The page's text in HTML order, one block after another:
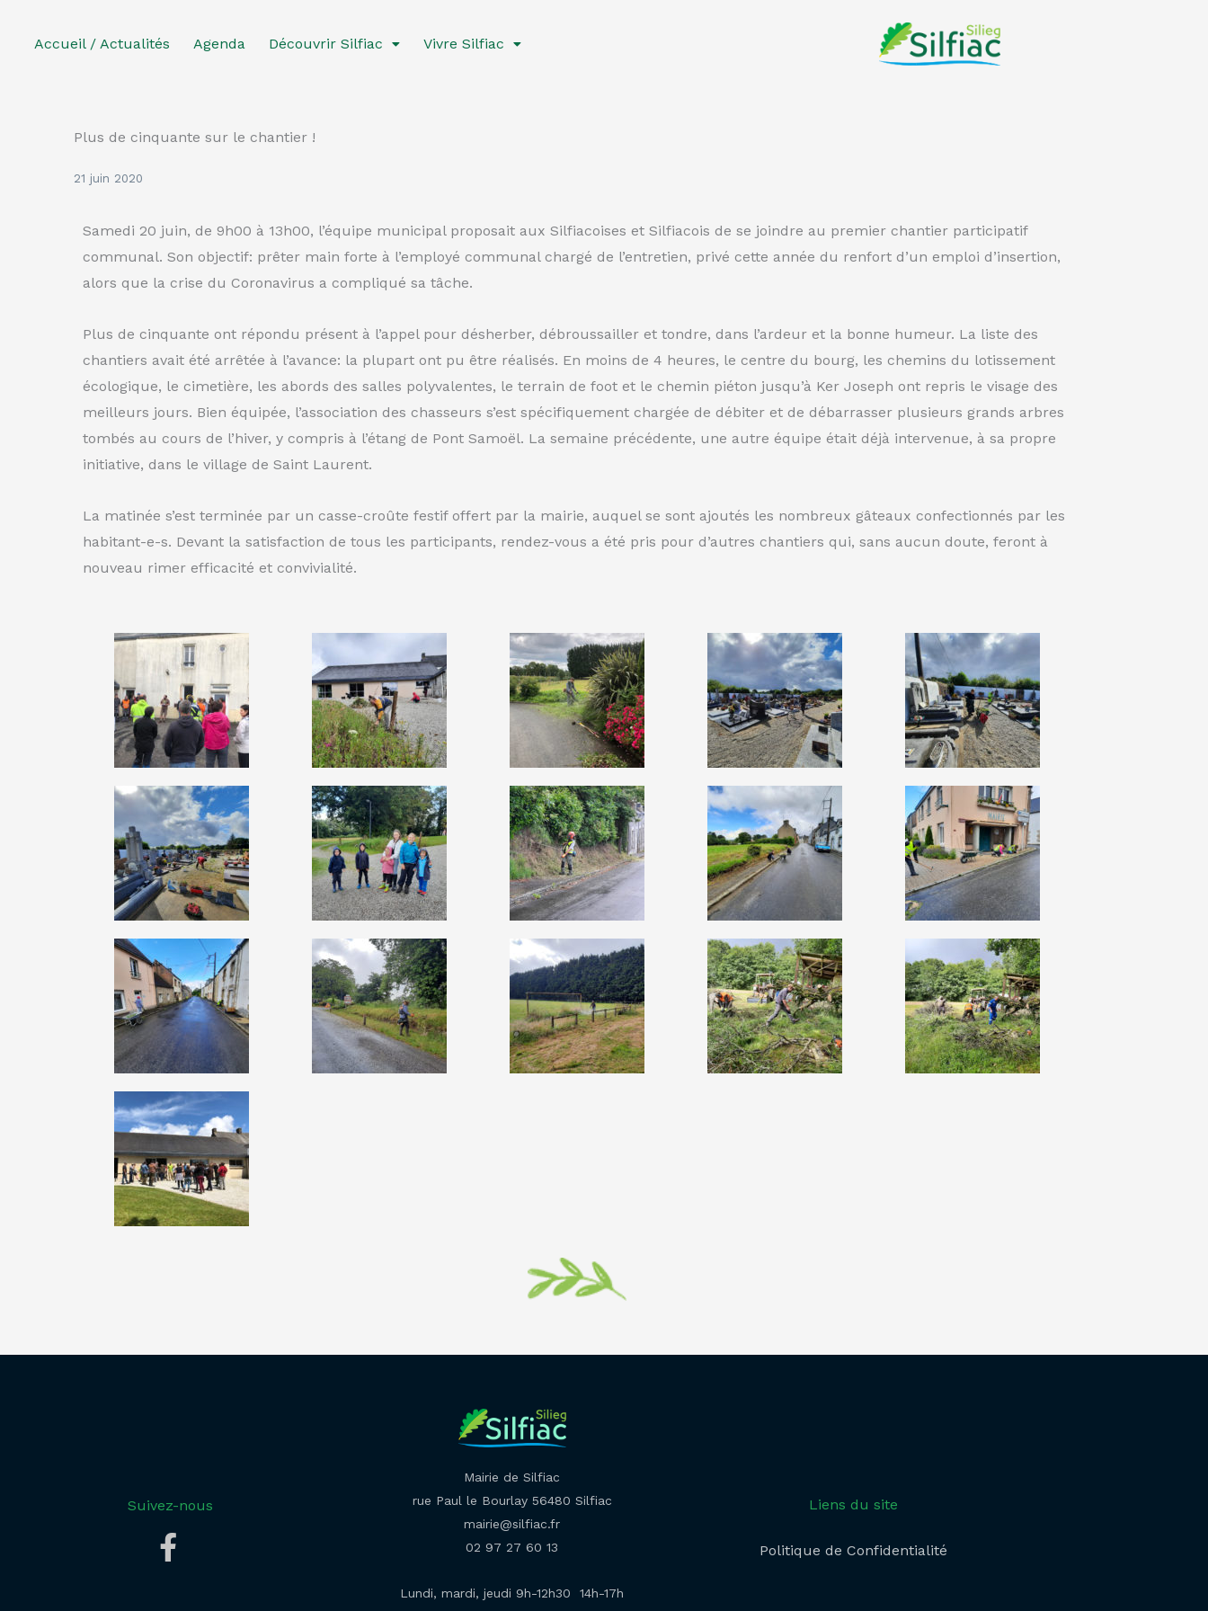
Accueil / Actualités Agenda Découvrir Silfiac Vivre Silfiac
Plus de cinquante sur le chantier !
21 juin 2020
Samedi 20 juin, de 9h00 à 13h00, l’équipe municipal proposait aux Silfiacoises et Silfiacois de se joindre au premier chantier participatif
communal. Son objectif: prêter main forte à l’employé communal chargé de l’entretien, privé cette année du renfort d’un emploi d’insertion,
alors que la crise du Coronavirus a compliqué sa tâche.
Plus de cinquante ont répondu présent à l’appel pour désherber, débroussailler et tondre, dans l’ardeur et la bonne humeur. La liste des
chantiers avait été arrêtée à l’avance: la plupart ont pu être réalisés. En moins de 4 heures, le centre du bourg, les chemins du lotissement
écologique, le cimetière, les abords des salles polyvalentes, le terrain de foot et le chemin piéton jusqu’à Ker Joseph ont repris le visage des
meilleurs jours. Bien équipée, l’association des chasseurs s’est spécifiquement chargée de débiter et de débarrasser plusieurs grands arbres
tombés au cours de l’hiver, y compris à l’étang de Pont Samoël. La semaine précédente, une autre équipe était déjà intervenue, à sa propre
initiative, dans le village de Saint Laurent.
La matinée s’est terminée par un casse-croûte festif offert par la mairie, auquel se sont ajoutés les nombreux gâteaux confectionnés par les
habitant-e-s. Devant la satisfaction de tous les participants, rendez-vous a été pris pour d’autres chantiers qui, sans aucun doute, feront à
nouveau rimer efficacité et convivialité.
Suivez-nous
Mairie de Silfiac
rue Paul le Bourlay 56480 Silfiac
mairie@silfiac.fr
02 97 27 60 13
Lundi, mardi, jeudi 9h-12h30 14h-17h
Liens du site
Politique de Confidentialité​